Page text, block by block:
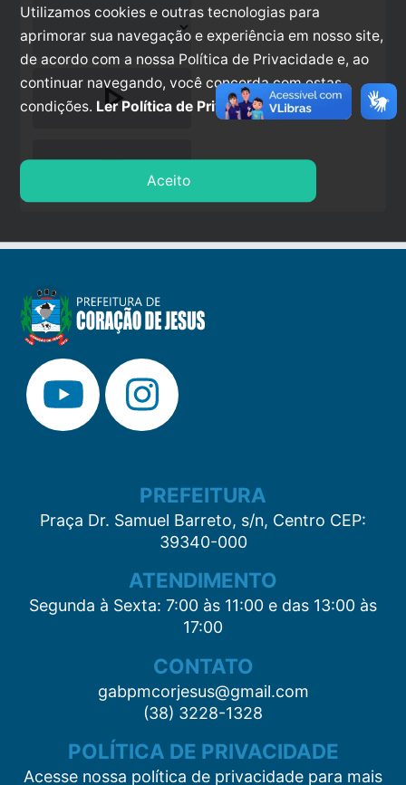
play_arrow
stop
PREFEITURA
Praça Dr. Samuel Barreto, s/n, Centro CEP:
39340-000
ATENDIMENTO
Segunda à Sexta: 7:00 às 11:00 e das 13:00 às
17:00
CONTATO
gabpmcorjesus@gmail.com
(38) 3228-1328
POLÍTICA DE PRIVACIDADE
Acesse nossa política de privacidade para mais
Utilizamos cookies e outras tecnologias para
aprimorar sua navegação e experiência em nosso site,
de acordo com a nossa Política de Privacidade e, ao
continuar navegando, você concorda com estas
condições. Ler Política de Privacidade.
Aceito